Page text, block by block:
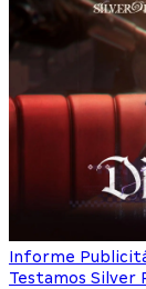
Informe
Testamos Silver